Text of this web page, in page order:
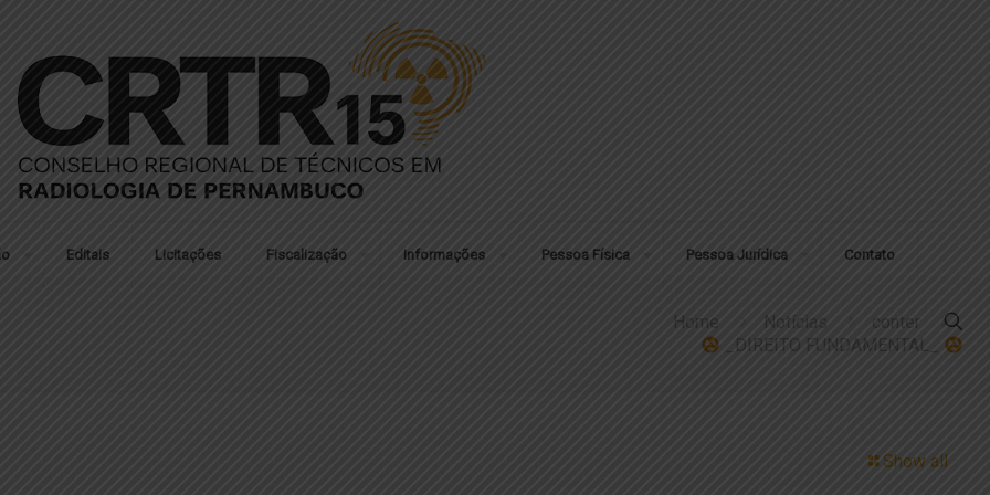
Editais Licitações Fiscalização Informações Pessoa Física Pessoa Jurídica Contato
Home Notícias
conter
_DIREITO FUNDAMENTAL_
Show all